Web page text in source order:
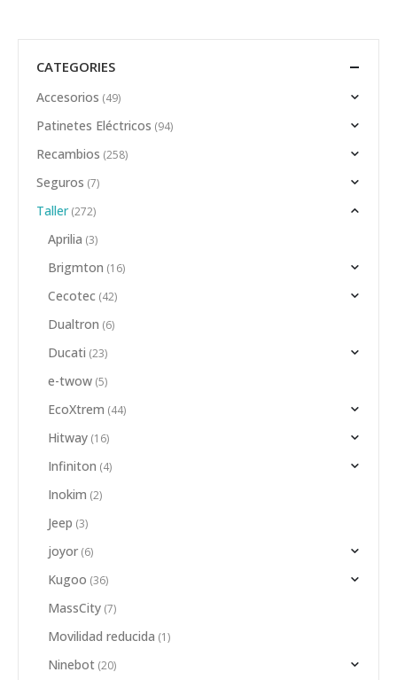
CATEGORIES
Accesorios (49)
Patinetes Eléctricos (94)
Recambios (258)
Seguros (7)
Taller (272)
Aprilia (3)
Brigmton (16)
Cecotec (42)
Dualtron (6)
Ducati (23)
e-twow (5)
EcoXtrem (44)
Hitway (16)
Infiniton (4)
Inokim (2)
Jeep (3)
joyor (6)
Kugoo (36)
MassCity (7)
Movilidad reducida (1)
Ninebot (20)